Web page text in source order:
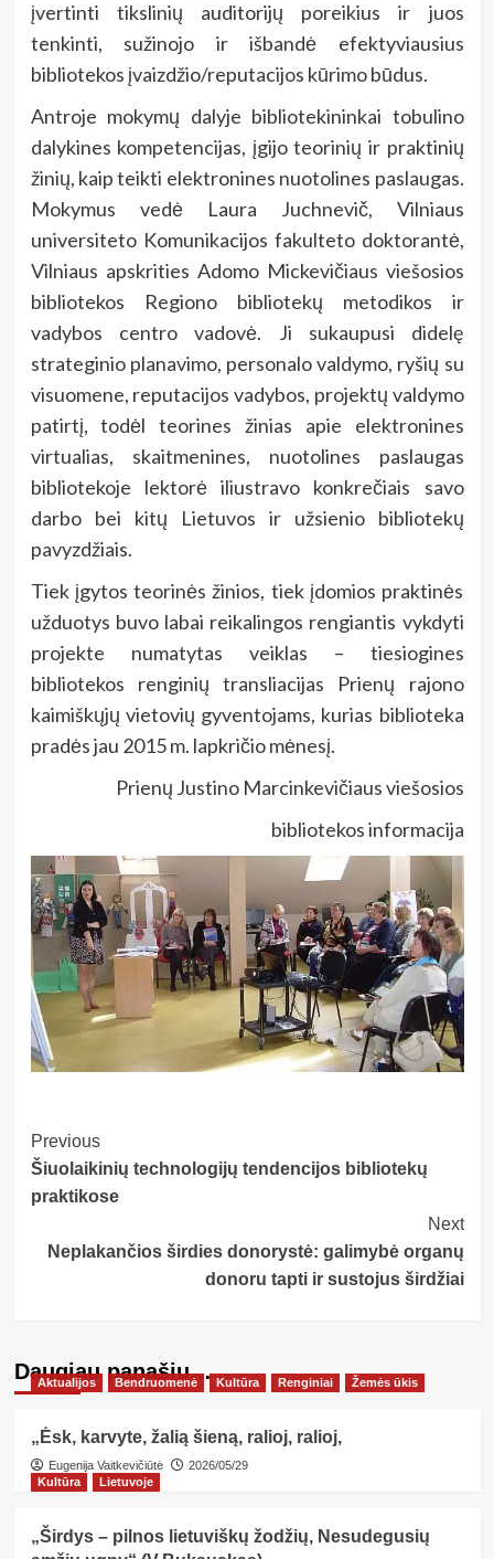
įvertinti tikslinių auditorijų poreikius ir juos
tenkinti, sužinojo ir išbandė efektyviausius
bibliotekos įvaizdžio/reputacijos kūrimo būdus.
Antroje mokymų dalyje bibliotekininkai tobulino
dalykines kompetencijas, įgijo teorinių ir praktinių
žinių, kaip teikti elektronines nuotolines paslaugas.
Mokymus vedė Laura Juchnevič, Vilniaus
universiteto Komunikacijos fakulteto doktorantė,
Vilniaus apskrities Adomo Mickevičiaus viešosios
bibliotekos Regiono bibliotekų metodikos ir
vadybos centro vadovė. Ji sukaupusi didelę
strateginio planavimo, personalo valdymo, ryšių su
visuomene, reputacijos vadybos, projektų valdymo
patirtį, todėl teorines žinias apie elektronines
virtualias, skaitmenines, nuotolines paslaugas
bibliotekoje lektorė iliustravo konkrečiais savo
darbo bei kitų Lietuvos ir užsienio bibliotekų
pavyzdžiais.
Tiek įgytos teorinės žinios, tiek įdomios praktinės
užduotys buvo labai reikalingos rengiantis vykdyti
projekte numatytas veiklas – tiesiogines
bibliotekos renginių transliacijas Prienų rajono
kaimiškųjų vietovių gyventojams, kurias biblioteka
pradės jau 2015 m. lapkričio mėnesį.
Prienų Justino Marcinkevičiaus viešosios
bibliotekos informacija
Post
Navigation
Previous
Šiuolaikinių technologijų tendencijos bibliotekų
praktikose
Next
Neplakančios širdies donorystė: galimybė organų
donoru tapti ir sustojus širdžiai
Daugiau panašių…
Aktualijos Bendruomenė Kultūra Renginiai Žemės ūkis
„Ėsk, karvyte, žalią šieną, ralioj, ralioj,
Eugenija Vaitkevičiūtė
2026/05/29
Kultūra
Lietuvoje
„Širdys – pilnos lietuviškų žodžių, Nesudegusių